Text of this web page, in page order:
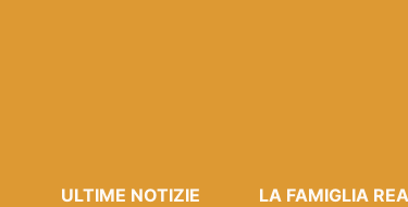
ULTIME NOTIZIE LA FAMIGLIA